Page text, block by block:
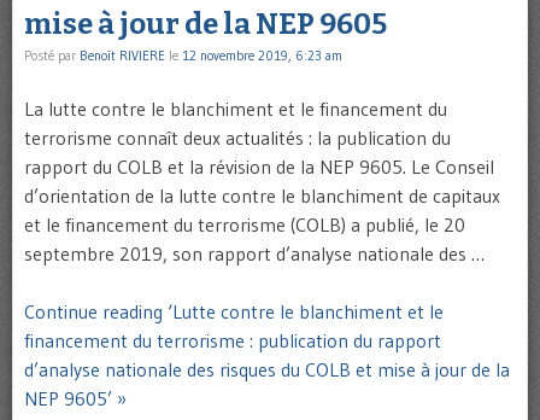
mise à jour de la NEP 9605
Posté par Benoît RIVIERE le 12 novembre 2019, 6:23 am
La lutte contre le blanchiment et le financement du
terrorisme connaît deux actualités : la publication du
rapport du COLB et la révision de la NEP 9605. Le Conseil
d’orientation de la lutte contre le blanchiment de capitaux
et le financement du terrorisme (COLB) a publié, le 20
septembre 2019, son rapport d’analyse nationale des …
Continue reading ‘Lutte contre le blanchiment et le
financement du terrorisme : publication du rapport
d’analyse nationale des risques du COLB et mise à jour de la
NEP 9605’ »